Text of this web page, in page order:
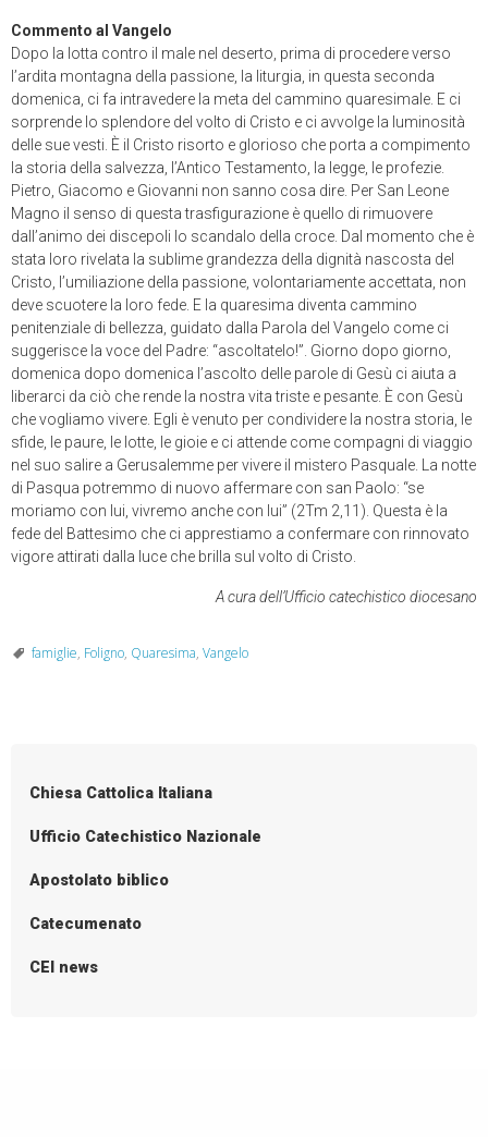
Commento al Vangelo
Dopo la lotta contro il male nel deserto, prima di procedere verso
l’ardita montagna della passione, la liturgia, in questa seconda
domenica, ci fa intravedere la meta del cammino quaresimale. E ci
sorprende lo splendore del volto di Cristo e ci avvolge la luminosità
delle sue vesti. È il Cristo risorto e glorioso che porta a compimento
la storia della salvezza, l’Antico Testamento, la legge, le profezie.
Pietro, Giacomo e Giovanni non sanno cosa dire. Per San Leone
Magno il senso di questa trasfigurazione è quello di rimuovere
dall’animo dei discepoli lo scandalo della croce. Dal momento che è
stata loro rivelata la sublime grandezza della dignità nascosta del
Cristo, l’umiliazione della passione, volontariamente accettata, non
deve scuotere la loro fede. E la quaresima diventa cammino
penitenziale di bellezza, guidato dalla Parola del Vangelo come ci
suggerisce la voce del Padre: “ascoltatelo!”. Giorno dopo giorno,
domenica dopo domenica l’ascolto delle parole di Gesù ci aiuta a
liberarci da ciò che rende la nostra vita triste e pesante. È con Gesù
che vogliamo vivere. Egli è venuto per condividere la nostra storia, le
sfide, le paure, le lotte, le gioie e ci attende come compagni di viaggio
nel suo salire a Gerusalemme per vivere il mistero Pasquale. La notte
di Pasqua potremmo di nuovo affermare con san Paolo: “se
moriamo con lui, vivremo anche con lui” (2Tm 2,11). Questa è la
fede del Battesimo che ci apprestiamo a confermare con rinnovato
vigore attirati dalla luce che brilla sul volto di Cristo.
A cura dell’Ufficio catechistico diocesano
famiglie, Foligno, Quaresima, Vangelo
Chiesa Cattolica Italiana
Ufficio Catechistico Nazionale
Apostolato biblico
Catecumenato
CEI news